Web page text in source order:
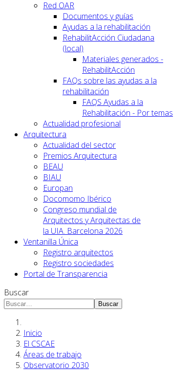
Red OAR
Documentos y guías
Ayudas a la rehabilitación
RehabilitAcción Ciudadana
(local)
Materiales generados -
RehabilitAcción
FAQs sobre las ayudas a la
rehabilitación
FAQS Ayudas a la
Rehabilitación - Por temas
Actualidad profesional
Arquitectura
Actualidad del sector
Premios Arquitectura
BEAU
BIAU
Europan
Docomomo Ibérico
Congreso mundial de
Arquitectos y Arquitectas de
la UIA. Barcelona 2026
Ventanilla Única
Registro arquitectos
Registro sociedades
Portal de Transparencia
Buscar
Buscar
Inicio
El CSCAE
Áreas de trabajo
Observatorio 2030